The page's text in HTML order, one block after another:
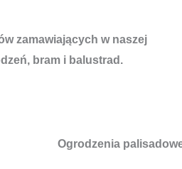
zamawiających w naszej
bram i balustrad.
Ogrodzenia